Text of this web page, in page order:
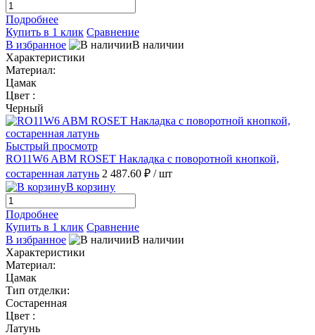
Подробнее
Купить в 1 клик Сравнение
В избранное
В наличии
Характеристики
Материал:
Цамак
Цвет :
Черный
Быстрый просмотр
RO11W6 ABM ROSET Накладка с поворотной кнопкой,
состаренная латунь 2 487.60 ₽ / шт
В корзину
Подробнее
Купить в 1 клик Сравнение
В избранное
В наличии
Характеристики
Материал:
Цамак
Тип отделки:
Состаренная
Цвет :
Латунь